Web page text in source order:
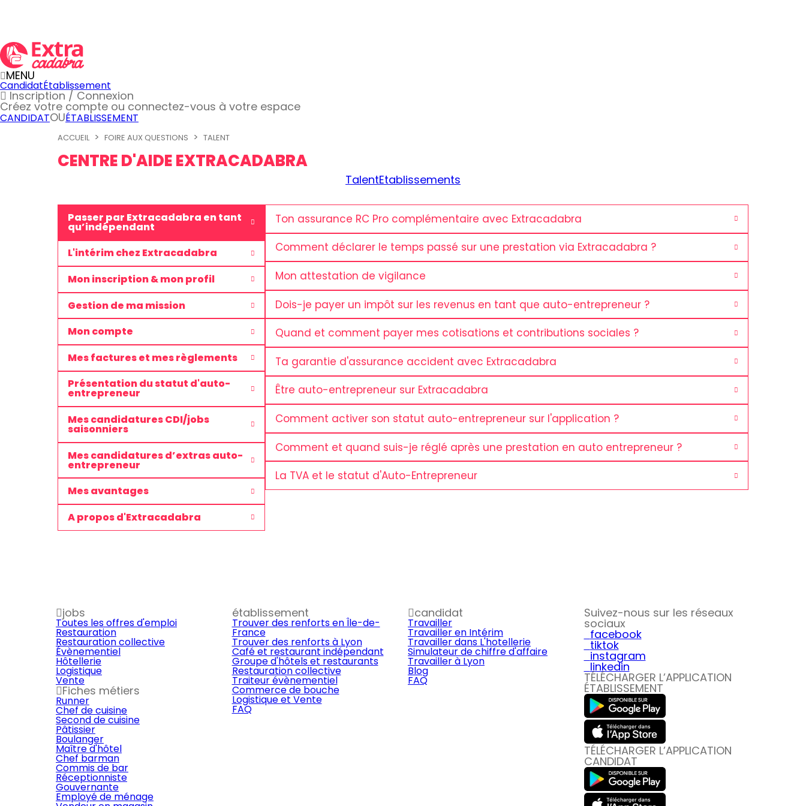
MENU
CandidatÉtablissement
Inscription / Connexion
Créez votre compte ou connectez-vous à votre espace
CANDIDATOUÉTABLISSEMENT
ACCUEIL FOIRE AUX QUESTIONS TALENT
CENTRE D'AIDE EXTRACADABRA
TalentEtablissements
Passer par Extracadabra en tant
qu’indépendant
L'intérim chez Extracadabra
Mon inscription & mon profil
Gestion de ma mission
Mon compte
Mes factures et mes règlements
Présentation du statut d'auto-
entrepreneur
Mes candidatures CDI/jobs
saisonniers
Mes candidatures d’extras auto-
entrepreneur
Mes avantages
A propos d'Extracadabra
Ton assurance RC Pro complémentaire avec Extracadabra
Comment déclarer le temps passé sur une prestation via Extracadabra ?
Mon attestation de vigilance
Dois-je payer un impôt sur les revenus en tant que auto-entrepreneur ?
Quand et comment payer mes cotisations et contributions sociales ?
Ta garantie d'assurance accident avec Extracadabra
Être auto-entrepreneur sur Extracadabra
Comment activer son statut auto-entrepreneur sur l'application ?
Comment et quand suis-je réglé après une prestation en auto entrepreneur ?
La TVA et le statut d'Auto-Entrepreneur
jobs
Toutes les offres d'emploi
Restauration
Restauration collective
Évènementiel
Hôtellerie
Logistique
Vente
Fiches métiers
Runner
Chef de cuisine
Second de cuisine
Pâtissier
Boulanger
Maître d'hôtel
Chef barman
Commis de bar
Réceptionniste
Gouvernante
Employé de ménage
établissement
Trouver des renforts en Île-de-
France
Trouver des renforts à Lyon
Café et restaurant indépendant
Groupe d'hôtels et restaurants
Restauration collective
Traiteur évènementiel
Commerce de bouche
Logistique et Vente
FAQ
candidat
Travailler
Travailler en Intérim
Travailler dans L'hotellerie
Simulateur de chiffre d'affaire
Travailler à Lyon
Blog
FAQ
Suivez-nous sur les réseaux
sociaux
facebook
tiktok
instagram
linkedin
TÉLÉCHARGER L’APPLICATION
ÉTABLISSEMENT
TÉLÉCHARGER L’APPLICATION
CANDIDAT